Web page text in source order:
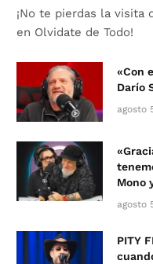
¡No te pierdas la visita
en Olvidate de Todo!
«Con
Darío
agosto
Mono
agosto
PITY